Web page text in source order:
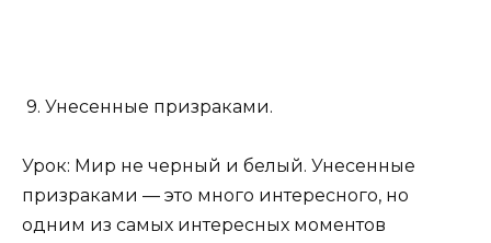
9. Унесенные призраками.
Урок: Мир не черный и белый. Унесенные
призраками — это много интересного, но
одним из самых интересных моментов